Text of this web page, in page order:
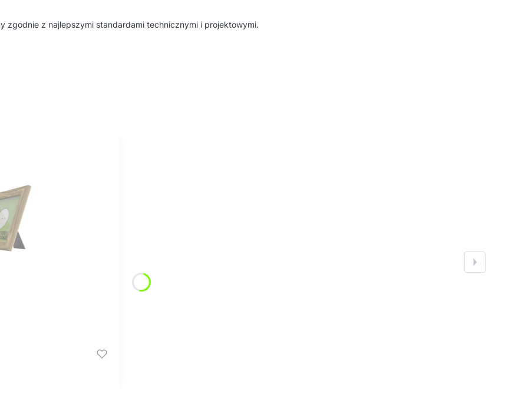
zgodnie z najlepszymi standardami technicznymi i projektowymi.